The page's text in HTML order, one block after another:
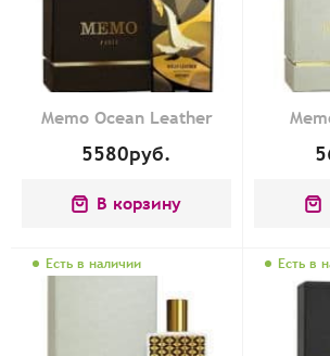
Memo Ocean Leather
5580руб.
В корзину
Есть в наличии Есть в